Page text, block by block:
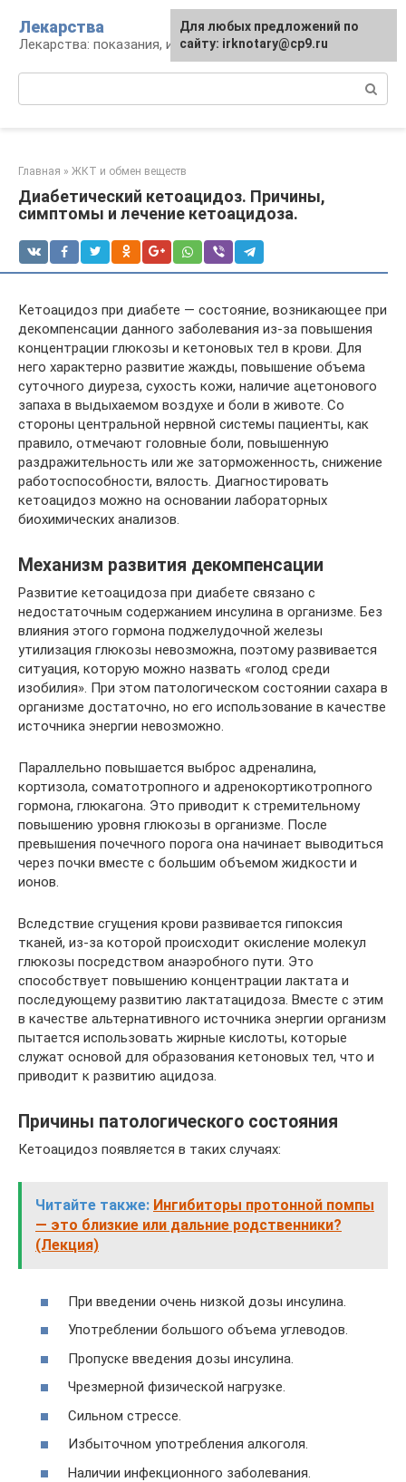
контенту
Лекарства
Лекарства: показания, инструкция, аналоги
Главная » ЖКТ и обмен веществ
Диабетический кетоацидоз. Причины,
симптомы и лечение кетоацидоза.
Кетоацидоз при диабете — состояние, возникающее при
декомпенсации данного заболевания из-за повышения
концентрации глюкозы и кетоновых тел в крови. Для
него характерно развитие жажды, повышение объема
суточного диуреза, сухость кожи, наличие ацетонового
запаха в выдыхаемом воздухе и боли в животе. Со
стороны центральной нервной системы пациенты, как
правило, отмечают головные боли, повышенную
раздражительность или же заторможенность, снижение
работоспособности, вялость. Диагностировать
кетоацидоз можно на основании лабораторных
биохимических анализов.
Механизм развития декомпенсации
Развитие кетоацидоза при диабете связано с
недостаточным содержанием инсулина в организме. Без
влияния этого гормона поджелудочной железы
утилизация глюкозы невозможна, поэтому развивается
ситуация, которую можно назвать «голод среди
изобилия». При этом патологическом состоянии сахара в
организме достаточно, но его использование в качестве
источника энергии невозможно.
Параллельно повышается выброс адреналина,
кортизола, соматотропного и адренокортикотропного
гормона, глюкагона. Это приводит к стремительному
повышению уровня глюкозы в организме. После
превышения почечного порога она начинает выводиться
через почки вместе с большим объемом жидкости и
ионов.
Вследствие сгущения крови развивается гипоксия
тканей, из-за которой происходит окисление молекул
глюкозы посредством анаэробного пути. Это
способствует повышению концентрации лактата и
последующему развитию лактатацидоза. Вместе с этим
в качестве альтернативного источника энергии организм
пытается использовать жирные кислоты, которые
служат основой для образования кетоновых тел, что и
приводит к развитию ацидоза.
Причины патологического состояния
Кетоацидоз появляется в таких случаях:
Читайте также: Ингибиторы протонной помпы
— это близкие или дальние родственники?
(Лекция)
При введении очень низкой дозы инсулина.
Употреблении большого объема углеводов.
Пропуске введения дозы инсулина.
Чрезмерной физической нагрузке.
Сильном стрессе.
Избыточном употребления алкоголя.
Наличии инфекционного заболевания.
Для любых предложений по
сайту: irknotary@cp9.ru